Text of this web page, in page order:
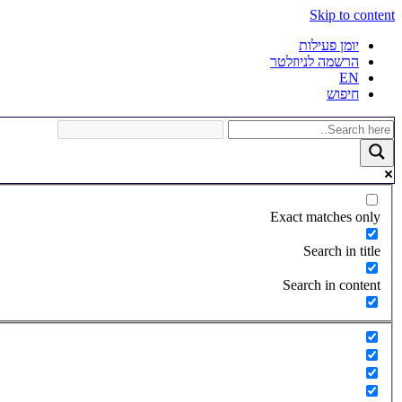
Skip to content
יומן פעילות
הרשמה לניוזלטר
EN
חיפוש
Exact matches only
Search in title
Search in content